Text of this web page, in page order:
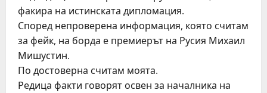
факира на истинската дипломация.
Според непроверена информация, която считам
за фейк, на борда е премиерът на Русия Михаил
Мишустин.
По достоверна считам моята.
Редица факти говорят освен за началника на